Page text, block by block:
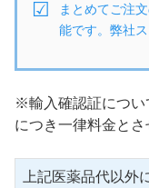
まとめてご注
能です。弊社
※輸入確認証につい
につき一律料金とさ
上記医薬品代以外